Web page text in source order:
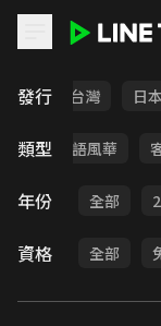
發行
全部 台灣 日本
類型
俠 台語風華
年份 全部
資格 全部